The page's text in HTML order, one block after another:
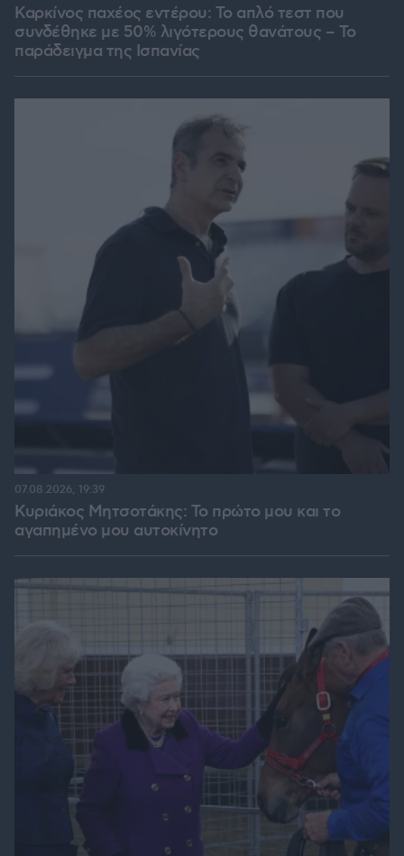
Καρκίνος παχέος εντέρου: Το απλό τεστ που
συνδέθηκε με 50% λιγότερους θανάτους – Το
παράδειγμα της Ισπανίας
Κυριάκος Μητσοτάκης: Το πρώτο μου και το
αγαπημένο μου αυτοκίνητο
07.08.2026, 19:39